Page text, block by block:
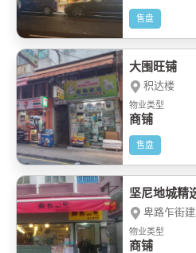
售盘
大围旺铺
积达楼
物业类型
商铺
售盘
坚尼地城精
卑路乍街
物业类型
商铺